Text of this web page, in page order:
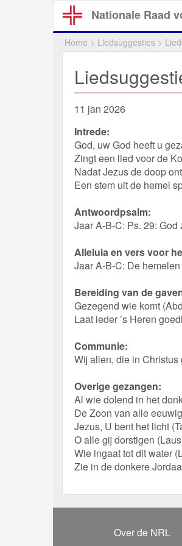
Nationale Raad
Home > Liedsuggesties >
11 jan 2026
Intrede:
God, uw God heeft u
Zingt een lied voor de
Nadat Jezus de doop
Een stem uit de hemel
Antwoordpsalm:
Jaar A-B-C: Ps. 29: God
Alleluia en vers voor
Jaar A-B-C: De
Bereiding van de
Gezegend wie komt
Laat ieder ’s Heren
Communie:
Wij allen, die in Christus
Overige gezangen:
Al wie dolend in het
De Zoon van alle
Jezus, U bent het licht
O alle gij dorstigen
Wie ingaat tot dit water
Zie in de donkere
Over de NRL